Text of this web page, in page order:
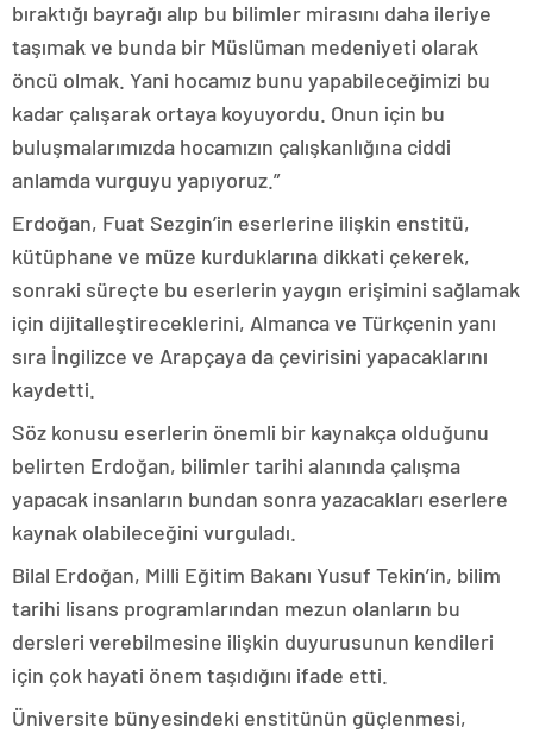
bıraktığı bayrağı alıp bu bilimler mirasını daha ileriye
taşımak ve bunda bir Müslüman medeniyeti olarak
öncü olmak. Yani hocamız bunu yapabileceğimizi bu
kadar çalışarak ortaya koyuyordu. Onun için bu
buluşmalarımızda hocamızın çalışkanlığına ciddi
anlamda vurguyu yapıyoruz.”
Erdoğan, Fuat Sezgin’in eserlerine ilişkin enstitü,
kütüphane ve müze kurduklarına dikkati çekerek,
sonraki süreçte bu eserlerin yaygın erişimini sağlamak
için dijitalleştireceklerini, Almanca ve Türkçenin yanı
sıra İngilizce ve Arapçaya da çevirisini yapacaklarını
kaydetti.
Söz konusu eserlerin önemli bir kaynakça olduğunu
belirten Erdoğan, bilimler tarihi alanında çalışma
yapacak insanların bundan sonra yazacakları eserlere
kaynak olabileceğini vurguladı.
Bilal Erdoğan, Milli Eğitim Bakanı Yusuf Tekin’in, bilim
tarihi lisans programlarından mezun olanların bu
dersleri verebilmesine ilişkin duyurusunun kendileri
için çok hayati önem taşıdığını ifade etti.
Üniversite bünyesindeki enstitünün güçlenmesi,